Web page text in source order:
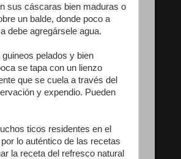
sus cáscaras bien maduras o
un balde, donde poco a
debe agregársele agua.
pelados y bien
se tapa con un lienzo
que se cuela a través del
y expendio. Pueden
ticos residentes en el
lo auténtico de las recetas
la receta del refresco natural